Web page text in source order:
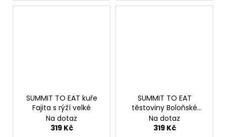
SUMMIT TO EAT kuře
Fajita s rýží velké
Na dotaz
319 Kč
SUMMIT TO EAT
těstoviny Boloňské
velké
Na dotaz
319 Kč